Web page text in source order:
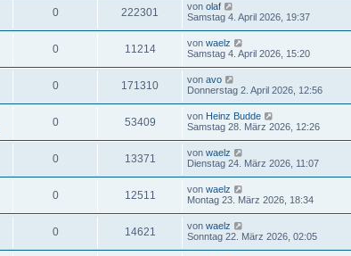
0 222301 von olaf
Samstag 4. April 2026, 19:37
0 11214 von waelz
Samstag 4. April 2026, 15:20
0 171310 von avo
Donnerstag 2. April 2026, 12:56
0 53409 von Heinz Budde
Samstag 28. März 2026, 12:26
0 13371 von waelz
Dienstag 24. März 2026, 11:07
0 12511 von waelz
Montag 23. März 2026, 18:34
0 14621 von waelz
Sonntag 22. März 2026, 02:05